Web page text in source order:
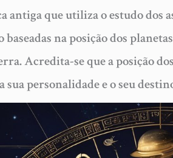
antiga que utiliza o estudo dos
na posição dos
Acredita-se que a posição
sua personalidade e o seu